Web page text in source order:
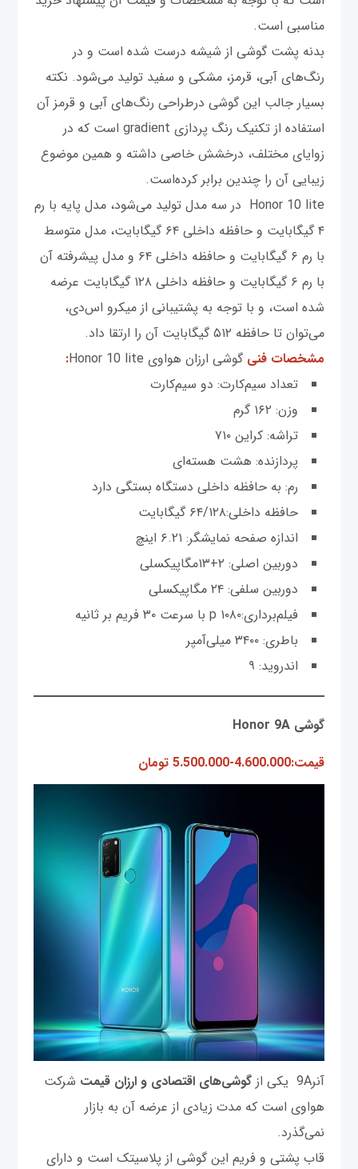
مناسبی است.
بدنه پشت گوشی از شیشه درست شده است و در
رنگ‌های آبی، قرمز، مشکی و سفید تولید می‌شود. نکته
بسیار جالب این گوشی درطراحی رنگ‌های آبی و قرمز آن
استفاده از تکنیک رنگ پردازی gradient است که در
زوایای مختلف، درخشش خاصی داشته و همین موضوع
زیبایی آن را چندین برابر کرده‌است.
Honor 10 lite در سه مدل تولید می‌شود، مدل پایه با رم
۴ گیگابایت و حافظه داخلی ۶۴ گیگابایت، مدل متوسط
با رم ۶ گیگابایت و حافظه داخلی ۶۴ و مدل پیشرفته آن
با رم ۶ گیگابایت و حافظه داخلی ۱۲۸ گیگابایت عرضه
شده است، و با توجه به پشتیبانی از میکرو اس‌دی،
می‌توان تا حافظه ۵۱۲ گیگابایت آن را ارتقا داد.
مشخصات فنیگوشی ارزان هواوی Honor 10 lite
:
تعداد سیم‌کارت: دو سیم‌کارت
وزن: ۱۶۲ گرم
تراشه: کراین ۷۱۰
پردازنده: هشت هسته‌ای
رم: به حافظه داخلی دستگاه بستگی دارد
حافظه داخلی:۶۴/۱۲۸ گیگابایت
اندازه صفحه نمایشگر: ۶.۲۱ اینچ
دوربین اصلی: ۲+۱۳مگاپیکسلی
دوربین سلفی: ۲۴ مگاپیکسلی
فیلم‌برداری:p ۱۰۸۰ با سرعت ۳۰ فریم بر ثانیه
باطری: ۳۴۰۰ میلی‌آمپر
اندروید: ۹
گوشی Honor 9A
قیمت:4.600.000-5.500.000 تومان
آنر9A یکی از گوشی‌های اقتصادی و ارزان قیمت شرکت
هواوی است که مدت زیادی از عرضه آن به بازار
نمی‌گذرد.
قاب پشتی و فریم این گوشی از پلاسیتک است و دارای